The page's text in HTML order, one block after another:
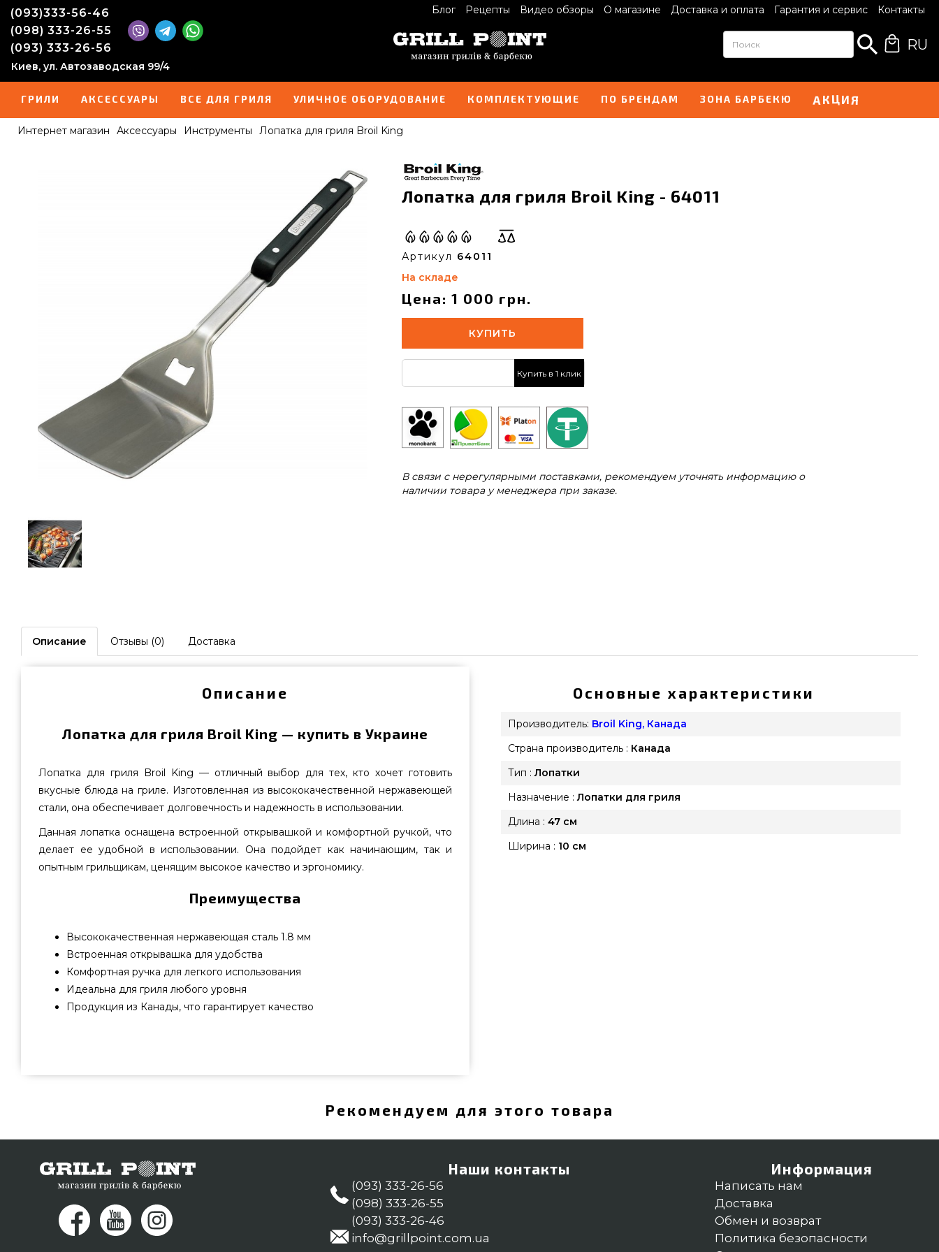
Блог Рецепты Видео обзоры О магазине Доставка и оплата Гарантия и сервис Контакты
(093)333-56-46
(098) 333-26-55
(093) 333-26-56
Киев, ул. Автозаводская 99/4
RU
ГРИЛИ АКСЕССУАРЫ ВСЕ ДЛЯ ГРИЛЯ УЛИЧНОЕ ОБОРУДОВАНИЕ КОМПЛЕКТУЮЩИЕ ПО БРЕНДАМ ЗОНА БАРБЕКЮ АКЦИЯ
Интернет магазин Аксессуары Инструменты Лопатка для гриля Broil King
Лопатка для гриля Broil King - 64011
Артикул 64011
На складе
Цена: 1 000 грн.
КУПИТЬ
Купить в 1 клик
В связи с нерегулярными поставками, рекомендуем уточнять информацию о
наличии товара у менеджера при заказе.
Описание Отзывы (0) Доставка
Описание
Лопатка для гриля Broil King — купить в Украине
Лопатка для гриля Broil King — отличный выбор для тех, кто хочет готовить
вкусные блюда на гриле. Изготовленная из высококачественной нержавеющей
стали, она обеспечивает долговечность и надежность в использовании.
Данная лопатка оснащена встроенной открывашкой и комфортной ручкой, что
делает ее удобной в использовании. Она подойдет как начинающим, так и
опытным грильщикам, ценящим высокое качество и эргономику.
Преимущества
Высококачественная нержавеющая сталь 1.8 мм
Встроенная открывашка для удобства
Комфортная ручка для легкого использования
Идеальна для гриля любого уровня
Продукция из Канады, что гарантирует качество
магазине грилей и барбекью Гриль Поинт. Заманчивые предложения на Инструменты
номер 0(800) 337-275 и мы поможем заказать жителям городов: Львов, Никополь, Сумы
Основные характеристики
Производитель: Broil King, Канада
Страна производитель : Канада
Тип : Лопатки
Назначение : Лопатки для гриля
Длина : 47 см
Ширина : 10 см
Рекомендуем для этого товара
Наши контакты
(093) 333-26-56
(098) 333-26-55
(093) 333-26-46
info@grillpoint.com.ua
Информация
Написать нам
Доставка
Обмен и возврат
Политика безопасности